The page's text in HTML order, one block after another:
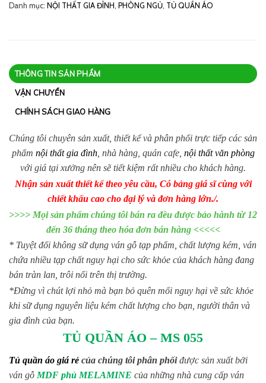
Danh mục: NỘI THẤT GIA ĐÌNH, PHÒNG NGỦ, TỦ QUẦN ÁO
THÔNG TIN SẢN PHẨM
VẬN CHUYỂN
CHÍNH SÁCH GIAO HÀNG
Chúng tôi chuyên sản xuất, thiết kế và phân phối trực tiếp các sản
phẩm nội thất gia đình, nhà hàng, quán cafe, nội thất văn phòng
với giá tại xưởng nên sẽ tiết kiệm rất nhiều cho khách hàng.
Nhận sản xuất thiết kế theo yêu cầu, Có bảng giá sĩ cùng với
chiết khấu cao cho đại lý và đơn hàng lớn./.
>>>> Mọi sản phẩm chúng tôi bán ra đều được bảo hành từ 12
đến 36 tháng theo hóa đơn bán hàng <<<<<
* Tuyệt đối không sữ dụng ván gỗ tạp phẩm, chất lượng kém, ván
chứa nhiều tạp chất nguy hại cho sức khỏe của khách hàng đang
bán tràn lan, trôi nổi trên thị trường.
*Đừng vì chút lợi nhỏ mà bạn bỏ quên mối nguy hại về sức khỏe
khi sữ dụng nguyên liệu kém chất lượng cho bạn, người thân và
gia đình của bạn.
TỦ QUẦN ÁO – MS 055
Tủ quần áo giá rẻ của chúng tôi phân phốiđược sản xuất bởi
ván gỗMDF phủ MELAMINE của những nhà cung cấp ván